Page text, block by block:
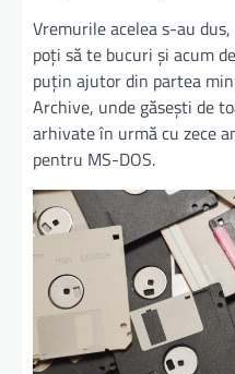
Vremurile acelea s-au
poţi să te bucuri şi acum
puţin ajutor din partea
Archive, unde găseşti de
arhivate în urmă cu zece
pentru MS-DOS.